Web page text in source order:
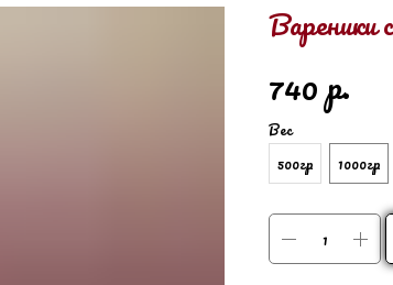
Вареники
740р.
Вес
500гр
1000гр